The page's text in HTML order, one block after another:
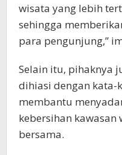
wisata yang lebih
sehingga
para pengunjung,”
Selain itu, pihaknya
dihiasi dengan
membantu
kebersihan
bersama.